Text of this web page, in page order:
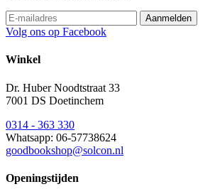
Volg ons op Facebook
Winkel
Dr. Huber Noodtstraat 33
7001 DS Doetinchem
0314 - 363 330
Whatsapp: 06-57738624
goodbookshop@solcon.nl
Openingstijden